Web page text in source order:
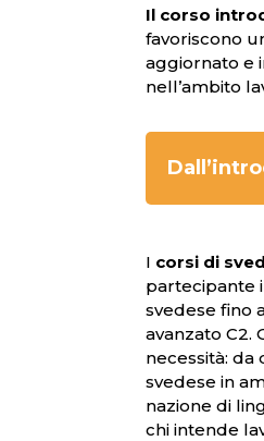
Il corso
favoriscono
aggiornato e
nell’ambito
I corsi di
partecipante
svedese fino
avanzato C2.
necessità:
svedese in
nazione di
chi intende